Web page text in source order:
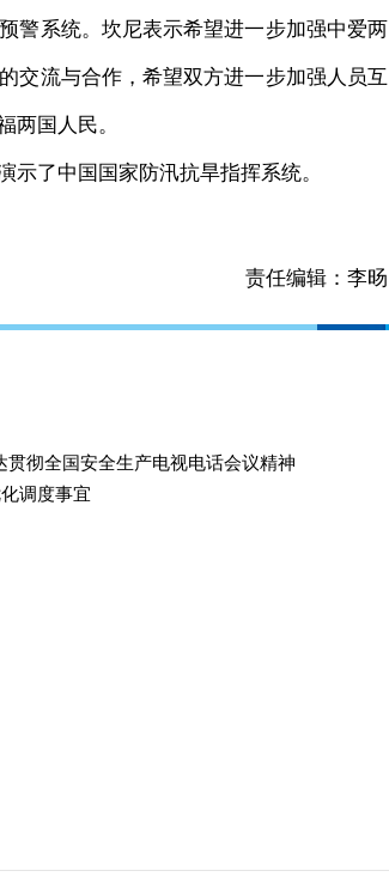
警系统。坎尼表示希望进一步加强中爱两
交流与合作，希望双方进一步加强人员互
两国人民。
了中国国家防汛抗旱指挥系统。
责任编辑：李旸
彻全国安全生产电视电话会议精神
调度事宜